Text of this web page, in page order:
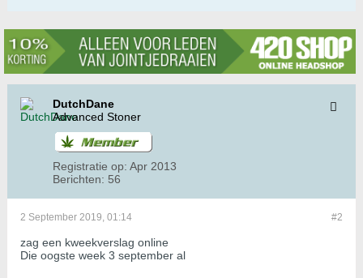
DutchDane
Advanced Stoner
Registratie op: Apr 2013
Berichten: 56
#2
2 September 2019, 01:14
zag een kweekverslag online
Die oogste week 3 september al